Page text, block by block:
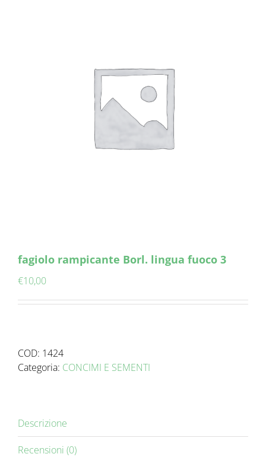
fagiolo rampicante Borl. lingua fuoco 3
€10,00
COD: 1424
Categoria: CONCIMI E SEMENTI
Descrizione
Recensioni (0)